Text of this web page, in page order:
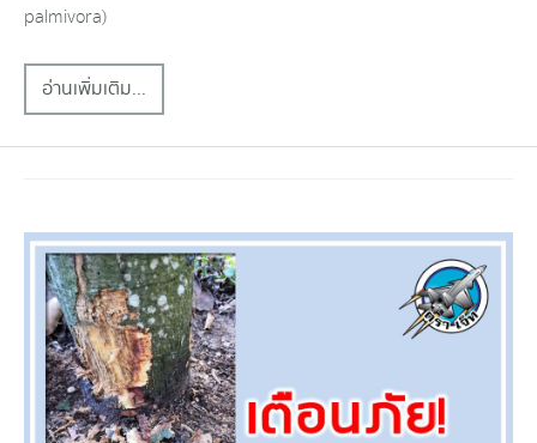
palmivora)​
อ่านเพิ่มเติม...